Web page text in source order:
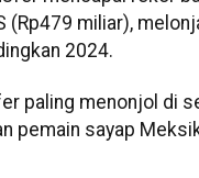
(Rp479 miliar),
2024.
paling menonjol di
pemain sayap